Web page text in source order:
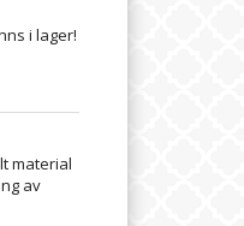
i lager!
material
av